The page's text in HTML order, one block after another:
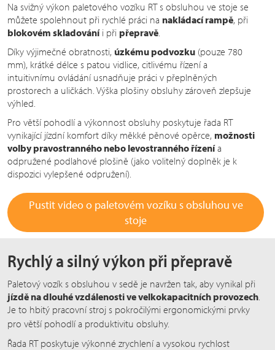
Na svižný výkon paletového vozíku RT s obsluhou ve stoje se
můžete spolehnout při rychlé práci na nakládací rampě, při
blokovém skladováníi při přepravě.
Díky výjimečné obratnosti, úzkému podvozku (pouze 780
mm), krátké délce s patou vidlice, citlivému řízení a
intuitivnímu ovládání usnadňuje práci v přeplněných
prostorech a uličkách. Výška plošiny obsluhy zároveň zlepšuje
výhled.
Pro větší pohodlí a výkonnost obsluhy poskytuje řada RT
vynikající jízdní komfort díky měkké pěnové opěrce, možnosti
volby pravostranného nebo levostranného řízenía
odpružené podlahové plošině (jako volitelný doplněk je k
dispozici vylepšené odpružení).
Pustit video o paletovém vozíku s obsluhou ve
stoje
Rychlý a silný výkon při přepravě
Paletový vozík s obsluhou v sedě je navržen tak, aby vynikal při
jízdě na dlouhé vzdálenosti ve velkokapacitních provozech.
Je to hbitý pracovní stroj s pokročilými ergonomickými prvky
pro větší pohodlía produktivitu obsluhy.
Řada RT poskytuje výkonné zrychlení a vysokou rychlost